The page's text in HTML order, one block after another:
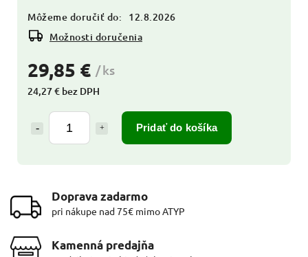
29,85 € / ks
24,27 € bez DPH
Pridať do košíka
Môžeme doručiť do:
12.8.2026
Možnosti doručenia
Doprava zadarmo
pri nákupe nad 75€ mimo ATYP
Kamenná predajňa